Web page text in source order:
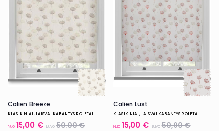
Calien Breeze
KLASIKINIAI, LAISVAI KABANTYS ROLETAI
Nuo 15,00 € Buvo50,00 €
Calien Lust
KLASIKINIAI, LAISVAI KABANTYS ROLETAI
Nuo 15,00 € Buvo50,00 €